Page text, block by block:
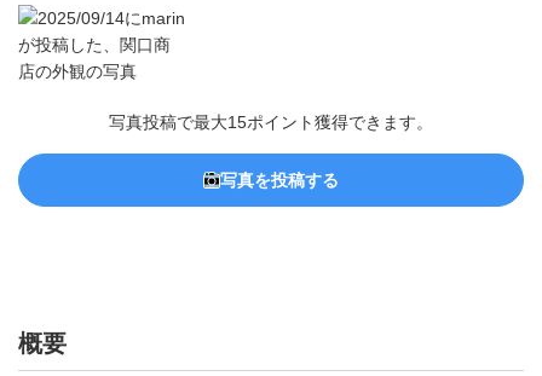
写真投稿で最大15ポイント獲得できます。
写真を投稿する
概要